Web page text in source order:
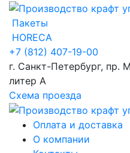
Пакеты
HORECA
+7 (812) 407-19-00
г. Санкт-Петербург, пр.
литер А
Схема проезда
Оплата и доставка
О компании